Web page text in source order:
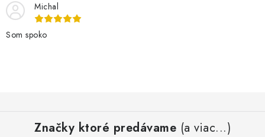
Hodnotenie obchodu
Michal
Som spoko
Značky ktoré predávame (a viac...)